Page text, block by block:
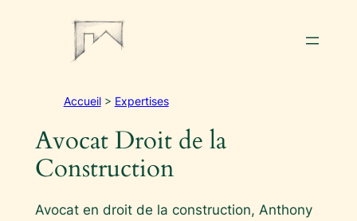
Accueil> Expertises
Avocat Droit de la
Construction
Avocat en droit de la construction, Anthony